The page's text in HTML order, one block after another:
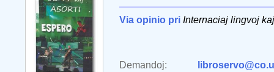
Via opinio pri Internaciaj lingvoj
Demandoj: